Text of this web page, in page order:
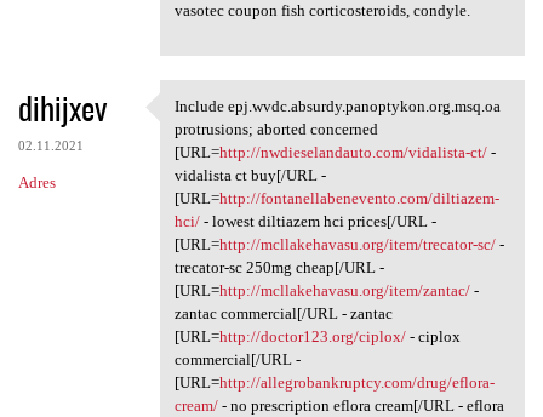
vasotec coupon fish corticosteroids, condyle.
dihijxev
02.11.2021
Adres
Include epj.wvdc.absurdy
Include epj.wvdc.absurdy.panoptykon.org.msq.oa
protrusions; aborted concerned
[URL=http://nwdieselandauto.com/vidalista-ct/-
vidalista ct buy[/URL -
[URL=http://fontanellabenevento.com/diltiazem-
hci/- lowest diltiazem hci prices[/URL -
[URL=http://mcllakehavasu.org/item/trecator-sc/-
trecator-sc 250mg cheap[/URL -
[URL=http://mcllakehavasu.org/item/zantac/-
zantac commercial[/URL - zantac
[URL=http://doctor123.org/ciplox/- ciplox
commercial[/URL -
[URL=http://allegrobankruptcy.com/drug/eflora-
cream/- no prescription eflora cream[/URL - eflora